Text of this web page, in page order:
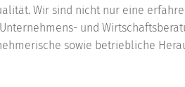
Wir sind nicht nur eine
Unternehmens- und
sowie betriebliche